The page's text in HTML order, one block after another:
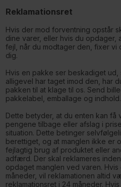
Reklamationsret
Hvis der mod forventning opstår
dine varer, eller hvis du
fejl, når du modtager den, fixer vi
dig.
Hvis en pakke ser beskadiget
alligevel har taget imod den, har
pakken til at klage til os. Send
pakkelabel, emballage og indhold.
Dette betyder, at du enten kan få
pengene tilbage eller afslag i
situation. Dette betinger
berettiget, og at manglen ikke er
fejlagtig brug af produktet eller
adfærd. Der skal reklameres
opdaget manglen ved varen.
måneder, vil reklamationen altid
reklamationsret i 24 måneder.